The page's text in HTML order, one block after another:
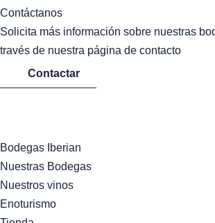
Contáctanos
Solicita más información sobre nuestras
través de nuestra página de contacto
Contactar
Bodegas Iberian
Nuestras Bodegas
Nuestros vinos
Enoturismo